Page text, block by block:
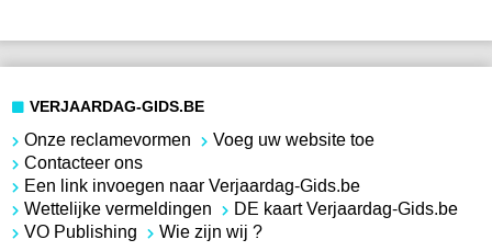
VERJAARDAG-GIDS.BE
Onze reclamevormen
Voeg uw website toe
Contacteer ons
Een link invoegen naar Verjaardag-Gids.be
Wettelijke vermeldingen
DE kaart Verjaardag-Gids.be
VO Publishing
Wie zijn wij ?